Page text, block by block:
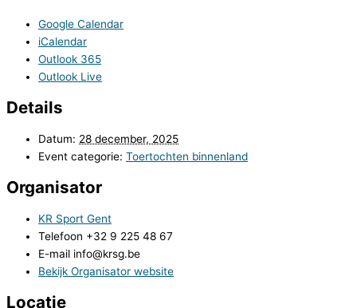
Google Calendar
iCalendar
Outlook 365
Outlook Live
Details
Datum: 28 december, 2025
Event categorie: Toertochten binnenland
Organisator
KR Sport Gent
Telefoon +32 9 225 48 67
E-mail info@krsg.be
Bekijk Organisator website
Locatie